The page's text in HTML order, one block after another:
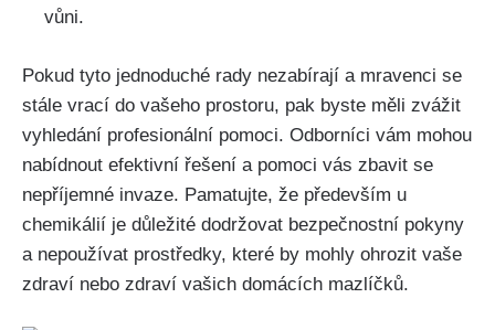
vůni.
Pokud ⁣tyto jednoduché rady nezabírají a⁣ mravenci se
⁣stále vrací do vašeho prostoru, pak byste měli zvážit
⁤vyhledání profesionální pomoci. Odborníci vám mohou
nabídnout efektivní řešení a pomoci vás zbavit se
nepříjemné invaze. Pamatujte, že ⁣především⁣ u
chemikálií je důležité dodržovat bezpečnostní pokyny
a nepoužívat prostředky, které by mohly ohrozit vaše
zdraví nebo zdraví vašich domácích mazlíčků.